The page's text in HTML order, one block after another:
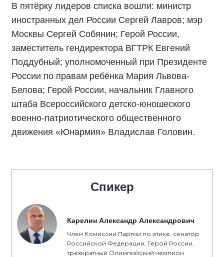
В пятёрку лидеров списка вошли: министр
иностранных дел России Сергей Лавров; мэр
Москвы Сергей Собянин; Герой России,
заместитель гендиректора ВГТРК Евгений
Поддубный; уполномоченный при Президенте
России по правам ребёнка Мария Львова-
Белова; Герой России, начальник Главного
штаба Всероссийского детско-юношеского
военно-патриотического общественного
движения «Юнармия» Владислав Головин.
Спикер
Карелин Александр Александрович
Член Комиссии Партии по этике, сенатор
Российской Федерации, Герой России,
трехкратный Олимпийский чемпион